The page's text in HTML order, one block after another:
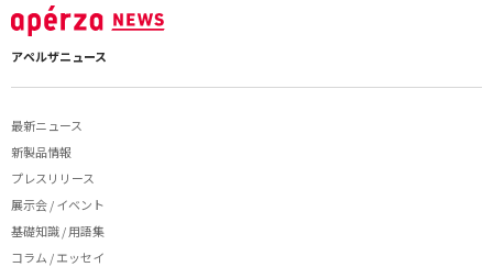
アペルザニュース
最新ニュース
新製品情報
プレスリリース
展示会 / イベント
基礎知識 / 用語集
コラム / エッセイ